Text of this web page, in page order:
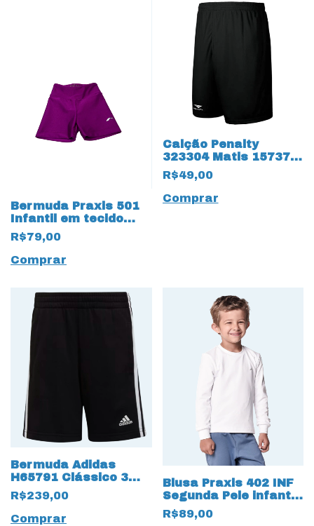
Bermuda Praxis 501
Infantil em tecido
Trilobal 16262
R$79,00
Comprar
Calção Penalty
323304 Matis 15737
15738 Juvenil
R$49,00
Comprar
Bermuda Adidas
H65791 Clássico 3
Listras Moletom
16206 Preto
R$239,00
Comprar
Blusa Praxis 402 INF
Segunda Pele infantil
várias cores
R$89,00